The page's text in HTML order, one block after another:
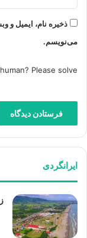
ذخیره نام، ایمیل و
می‌نویسم.
Please solve:
ایرانگردی